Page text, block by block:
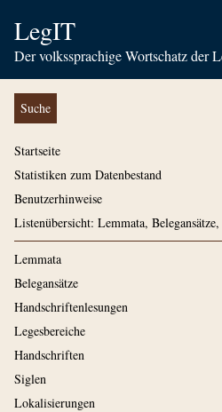
LegIT
Der volkssprachige Wortschatz der
Suche
Startseite
Statistiken zum Datenbestand
Benutzerhinweise
Listenübersicht: Lemmata,
Lemmata
Belegansätze
Handschriftenlesungen
Legesbereiche
Handschriften
Siglen
Lokalisierungen